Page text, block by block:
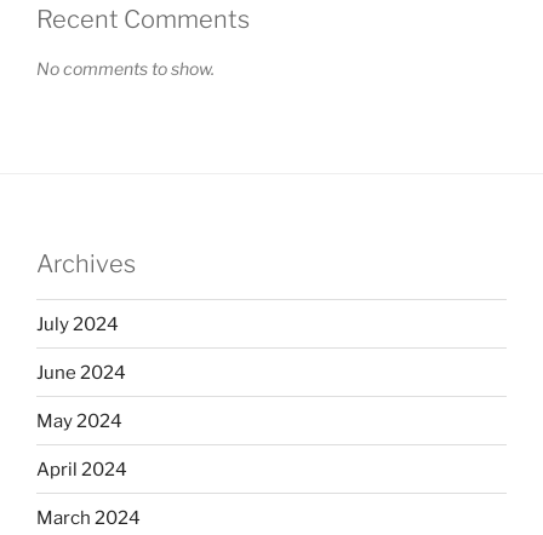
Recent Comments
No comments to show.
Archives
July 2024
June 2024
May 2024
April 2024
March 2024